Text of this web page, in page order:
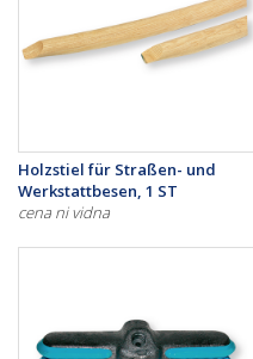
Holzstiel für Straßen- und
Werkstattbesen, 1 ST
cena ni vidna